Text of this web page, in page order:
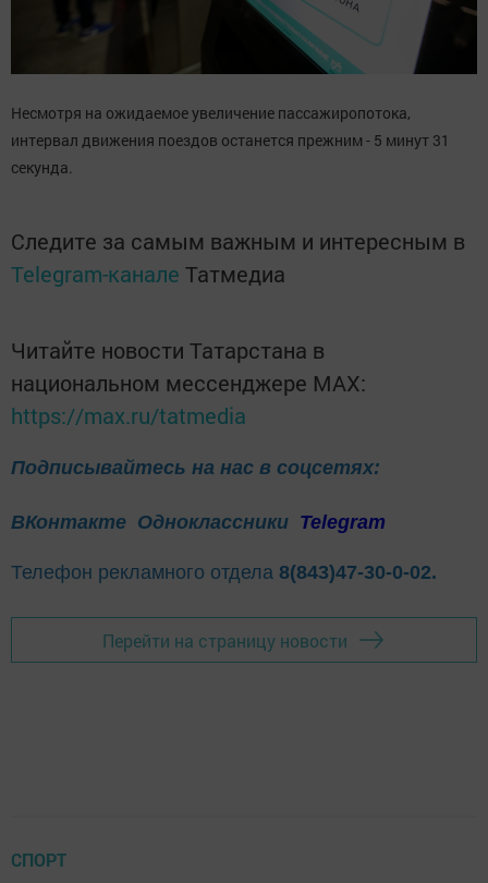
Несмотря на ожидаемое увеличение пассажиропотока,
интервал движения поездов останется прежним - 5 минут 31
секунда.
Следите за самым важным и интересным в
Telegram-канале Татмедиа
Читайте новости Татарстана в
национальном мессенджере MАХ:
https://max.ru/tatmedia
Подписывайтесь на нас в соцсетях:
ВКонтакте Одноклассники Telegram
Телефон рекламного отдела 8(843)47-30-0-02.
Перейти на страницу новости
СПОРТ